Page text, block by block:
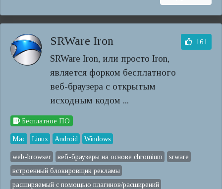
SRWare Iron
SRWare Iron, или просто Iron,
является форком бесплатного
веб-браузера с открытым
исходным кодом ...
161
Бесплатное ПО
Mac Linux Android Windows
web-browser веб-браузеры на основе chromium
srware
встроенный блокировщик рекламы
расширяемый с помощью плагинов/расширений